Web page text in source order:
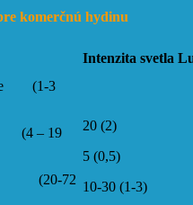
komerčnú hydinu
Intenzita svetla
(1-3
– 19
(20-72
20 (2)
5 (0,5)
10-30 (1-3)